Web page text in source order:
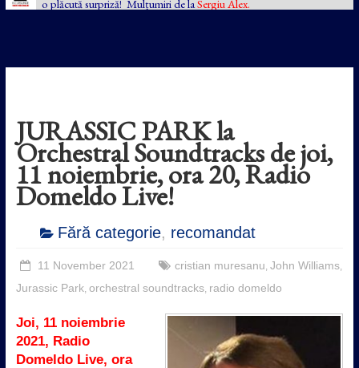
o plăcută surpriză! Mulțumiri de la Sergiu Alex.
JURASSIC PARK la
Orchestral Soundtracks de joi,
11 noiembrie, ora 20, Radio
Domeldo Live!
Fără categorie, recomandat
11 November 2021 cristian muresanu John Williams,
Jurassic Park, orchestral soundtracks, radio domeldo
Joi, 11 noiembrie
2021, Radio
Domeldo Live, ora